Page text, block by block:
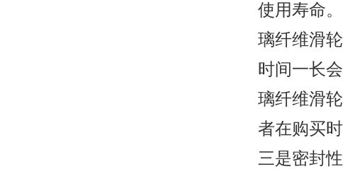
使用寿命
璃纤维滑
时间一长
璃纤维滑
者在购买
三是密封